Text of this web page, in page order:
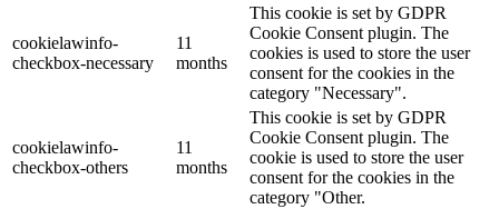
cookielawinfo-
checkbox-necessary
11
months
This cookie is set by GDPR
Cookie Consent plugin. The
cookies is used to store the user
consent for the cookies in the
category "Necessary".
cookielawinfo-
checkbox-others
11
months
This cookie is set by GDPR
Cookie Consent plugin. The
cookie is used to store the user
consent for the cookies in the
category "Other.